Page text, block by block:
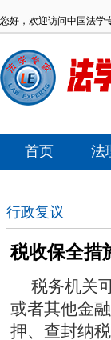
您好，欢迎访问中国法学
首页 法
行政复议
税收保全措
税务机关
或者其他金
押、查封纳